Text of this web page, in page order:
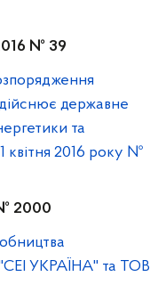
№ 39
державне
та
квітня 2016 року №
№ 2000
УКРАЇНА" та ТОВ